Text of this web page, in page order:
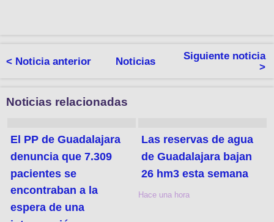
< Noticia anterior Noticias
Siguiente noticia
>
Noticias relacionadas
El PP de Guadalajara
denuncia que 7.309
pacientes se
encontraban a la
espera de una
Las reservas de agua
de Guadalajara bajan
26 hm3 esta semana
Hace una hora